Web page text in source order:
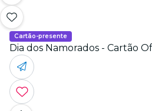
Cartão-presente
Dia dos Namorados - Cartão